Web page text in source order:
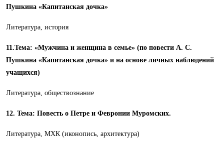
Пушкина «Капитанская дочка»
Литература, история
11.Тема: «Мужчина и женщина в семье» (по повести А. С.
Пушкина «Капитанская дочка» и на основе личных наблюдений
учащихся)
Литература, обществознание
12. Тема: Повесть о Петре и Февронии Муромских.
Литература, МХК (иконопись, архитектура)